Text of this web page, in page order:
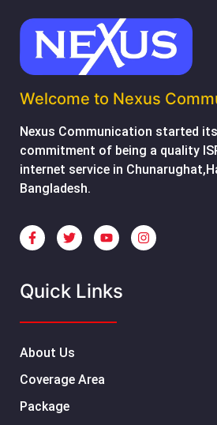
Welcome to Nexus
Nexus Communication started
commitment of being a quality
internet service in
Bangladesh.
Quick Links
About Us
Coverage Area
Package